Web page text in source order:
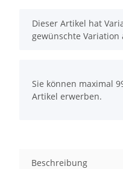
x
Dieser Artikel hat
gewünschte Variation
Sie können maximal
Artikel erwerben.
Beschreibung